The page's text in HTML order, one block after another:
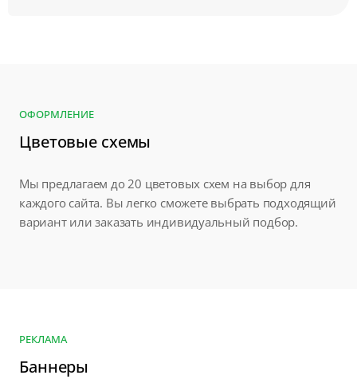
ОФОРМЛЕНИЕ
Цветовые схемы
Мы предлагаем до 20 цветовых схем на выбор для
каждого сайта. Вы легко сможете выбрать подходящий
вариант или заказать индивидуальный подбор.
РЕКЛАМА
Баннеры